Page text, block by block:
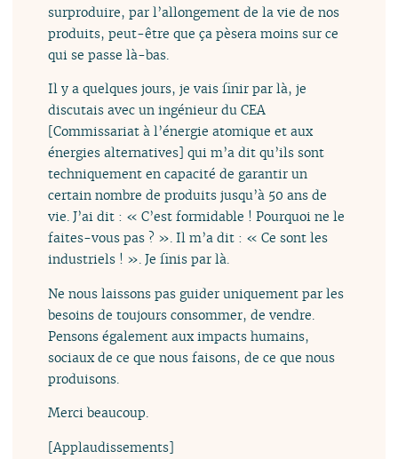
surproduire, par l’allongement de la vie de nos
produits, peut-être que ça pèsera moins sur ce
qui se passe là-bas.
Il y a quelques jours, je vais finir par là, je
discutais avec un ingénieur du CEA
[Commissariat à l’énergie atomique et aux
énergies alternatives] qui m’a dit qu’ils sont
techniquement en capacité de garantir un
certain nombre de produits jusqu’à 50 ans de
vie. J’ai dit : « C’est formidable ! Pourquoi ne le
faites-vous pas ? ». Il m’a dit : « Ce sont les
industriels ! ». Je finis par là.
Ne nous laissons pas guider uniquement par les
besoins de toujours consommer, de vendre.
Pensons également aux impacts humains,
sociaux de ce que nous faisons, de ce que nous
produisons.
Merci beaucoup.
[Applaudissements]